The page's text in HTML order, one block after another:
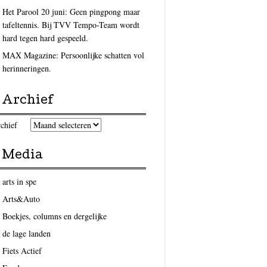
Het Parool 20 juni: Geen pingpong maar
tafeltennis. Bij TVV Tempo-Team wordt
hard tegen hard gespeeld.
MAX Magazine: Persoonlijke schatten vol
herinneringen.
Archief
Media
arts in spe
Arts&Auto
Boekjes, columns en dergelijke
de lage landen
Fiets Actief